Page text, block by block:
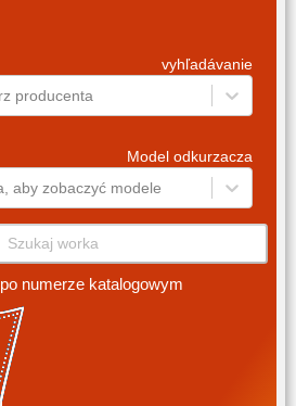
vyhľadávanie
producenta
Model odkurzacza
aby zobaczyć modele
Szukaj worka
numerze katalogowym